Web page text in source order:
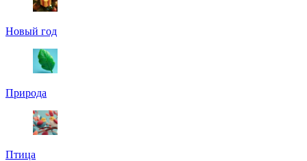
Новый год
Природа
Птица